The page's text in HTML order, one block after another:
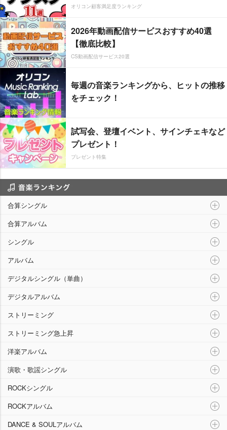
オリコン顧客満足度ランキング
2026年動画配信サービスおすすめ40選
【徹底比較】
CS動画配信サービス20選
毎週の音楽ランキングから、ヒットの推移
をチェック！
試写会、登壇イベント、サインチェキなど
プレゼント！
プレゼント特集
合算シングル
合算アルバム
シングル
アルバム
デジタルシングル（単曲）
デジタルアルバム
ストリーミング
ストリーミング急上昇
洋楽アルバム
演歌・歌謡シングル
ROCKシングル
ROCKアルバム
DANCE & SOULアルバム